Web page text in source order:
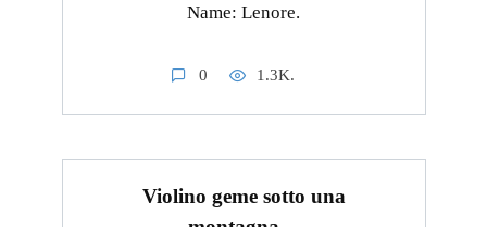
Name: Lenore.
0 1.3K.
Violino geme sotto una